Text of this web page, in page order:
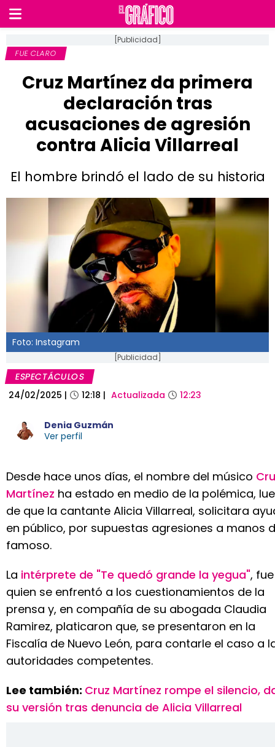
[Publicidad]
FUE CLARO
Cruz Martínez da primera
declaración tras
acusaciones de agresión
contra Alicia Villarreal
El hombre brindó el lado de su historia
Foto: Instagram
[Publicidad]
ESPECTÁCULOS
24/02/2025 | 12:18 | Actualizada 12:23
Denia Guzmán
Ver perfil
Desde hace unos días, el nombre del músico
Martínez ha estado en medio de la polémica,
de que la cantante Alicia Villarreal, solicitara
en público, por supuestas agresiones a manos
famoso.
La intérprete de "Te quedó grande la yegua", fue
quien se enfrentó a los cuestionamientos de la
prensa y, en compañía de su abogada Claudia
Ramirez, platicaron que, se presentaron en la
Fiscalía de Nuevo León, para contarle el caso a
autoridades competentes.
Lee también: Cruz Martínez rompe el silencio,
su versión tras denuncia de Alicia Villarreal